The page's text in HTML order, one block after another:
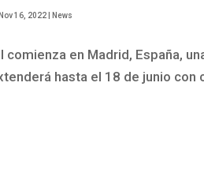
Nov 16, 2022 News
comienza en Madrid, España,
hasta el 18 de junio con